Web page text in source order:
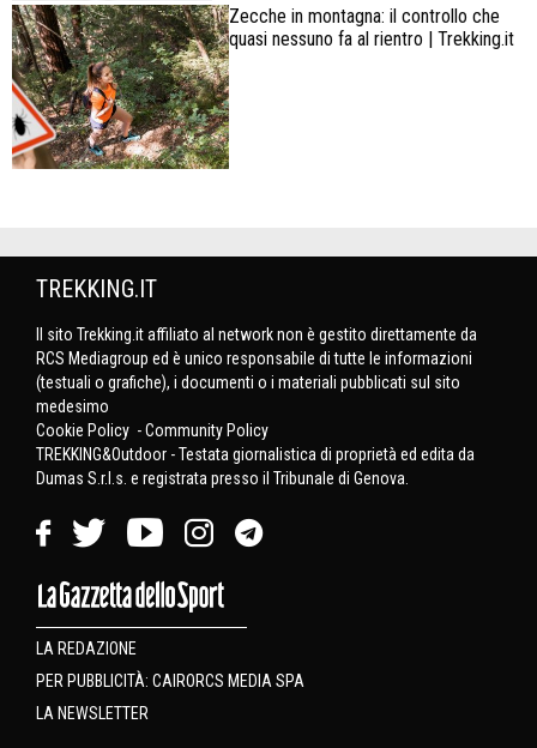
Zecche in montagna: il controllo che
quasi nessuno fa al rientro | Trekking.it
TREKKING.IT
Il sito Trekking.it affiliato al network non è gestito direttamente da
RCS Mediagroup ed è unico responsabile di tutte le informazioni
(testuali o grafiche), i documenti o i materiali pubblicati sul sito
medesimo
Cookie Policy -Community Policy
TREKKING&Outdoor - Testata giornalistica di proprietà ed edita da
Dumas S.r.l.s. e registrata presso il Tribunale di Genova.
LA REDAZIONE
PER PUBBLICITÀ: CAIRORCS MEDIA SPA
LA NEWSLETTER